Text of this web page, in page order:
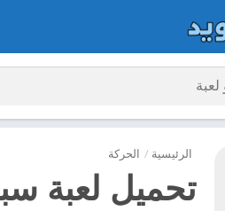
الرئيسية / الحركة
تحميل لعبة